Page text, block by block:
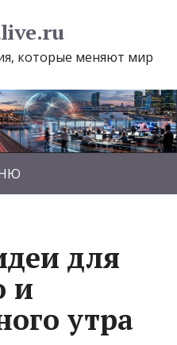
которые меняют мир
для
и
утра